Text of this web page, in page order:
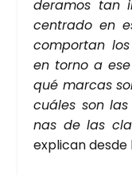
de­ra­mos tan
cen­tra­do en
com­por­tan los
en torno a
qué mar­cas
cuá­les son
nas de las
expli­can des­de